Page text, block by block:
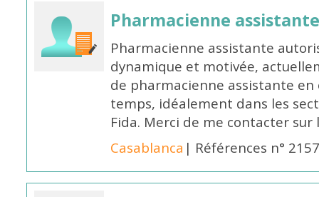
Pharmacienne
Pharmacienne assistante
dynamique et motivée,
de pharmacienne assistante en
temps, idéalement dans les
Fida. Merci de me contacter sur
Casablanca | Références n°